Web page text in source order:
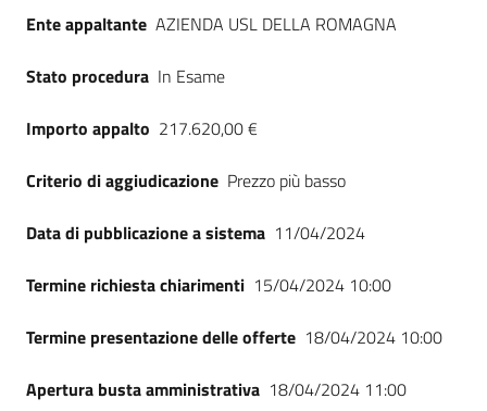
Ente appaltante AZIENDA USL DELLA ROMAGNA
Stato procedura In Esame
Importo appalto 217.620,00 €
Criterio di aggiudicazione Prezzo più basso
Data di pubblicazione a sistema 11/04/2024
Termine richiesta chiarimenti 15/04/2024 10:00
Termine presentazione delle offerte 18/04/2024 10:00
Apertura busta amministrativa 18/04/2024 11:00